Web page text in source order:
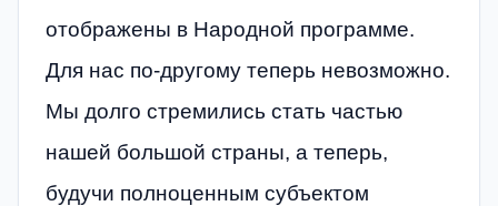
отображены в Народной программе.
Для нас по-другому теперь невозможно.
Мы долго стремились стать частью
нашей большой страны, а теперь,
будучи полноценным субъектом